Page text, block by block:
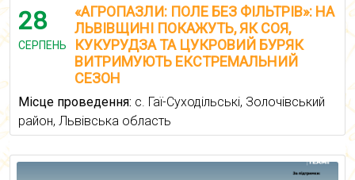
28
СЕРПЕНЬ
«АГРОПАЗЛИ: ПОЛЕ БЕЗ ФІЛЬТРІВ»: НА
ЛЬВІВЩИНІ ПОКАЖУТЬ, ЯК СОЯ,
КУКУРУДЗА ТА ЦУКРОВИЙ БУРЯК
ВИТРИМУЮТЬ ЕКСТРЕМАЛЬНИЙ
СЕЗОН
Місце проведення: с. Гаї-Суходільські, Золочівський
район, Львівська область